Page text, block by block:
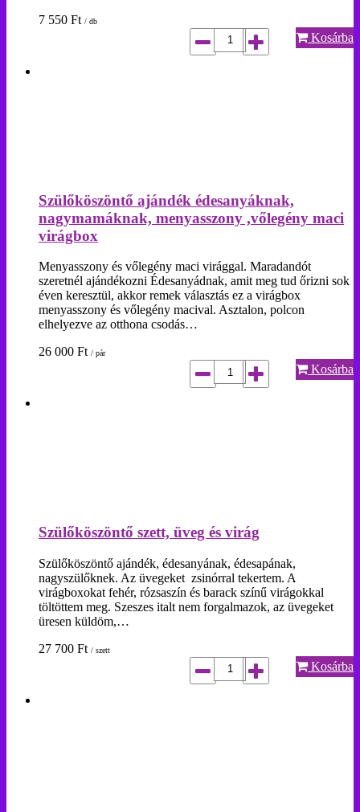
7 550 Ft / db
Kosárba
Szülőköszöntő ajándék édesanyáknak,
nagymamáknak, menyasszony ,vőlegény maci
virágbox
Menyasszony és vőlegény maci virággal. Maradandót
szeretnél ajándékozni Édesanyádnak, amit meg tud őrizni sok
éven keresztül, akkor remek választás ez a virágbox
menyasszony és vőlegény macival. Asztalon, polcon
elhelyezve az otthona csodás…
26 000 Ft / pár
Kosárba
Szülőköszöntő szett, üveg és virág
Szülőköszöntő ajándék, édesanyának, édesapának,
nagyszülőknek. Az üvegeket zsinórral tekertem. A
virágboxokat fehér, rózsaszín és barack színű virágokkal
töltöttem meg. Szeszes italt nem forgalmazok, az üvegeket
üresen küldöm,…
27 700 Ft / szett
Kosárba